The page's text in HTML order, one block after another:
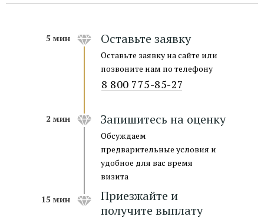
Оставьте заявку на сайте или
позвоните нам по телефону
Оставьте заявку
Обсуждаем
предварительные условия и
удобное для вас время
визита
Запишитесь на оценку
Приезжайте и
получите выплату
5 мин
2 мин
15 мин
8 800 775-85-27